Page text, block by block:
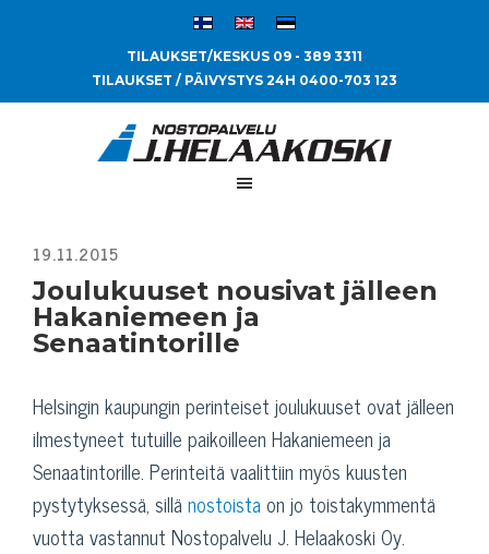
TILAUKSET/KESKUS 09 - 389 3311
TILAUKSET / PÄIVYSTYS 24H 0400-703 123
Joulukuuset nousivat jälleen
Hakaniemeen ja
Senaatintorille
Helsingin kaupungin perinteiset joulukuuset ovat jälleen
ilmestyneet tutuille paikoilleen Hakaniemeen ja
Senaatintorille. Perinteitä vaalittiin myös kuusten
pystytyksessä, sillänostoistaon jo toistakymmentä
vuotta vastannut Nostopalvelu J. Helaakoski Oy.